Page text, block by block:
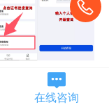
在线咨询